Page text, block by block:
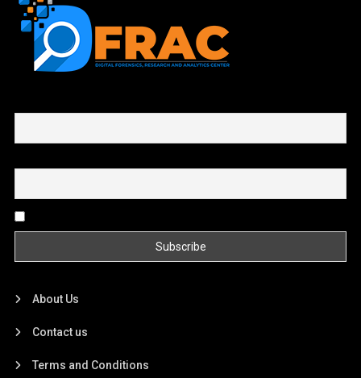
About Us
Contact us
Terms and Conditions